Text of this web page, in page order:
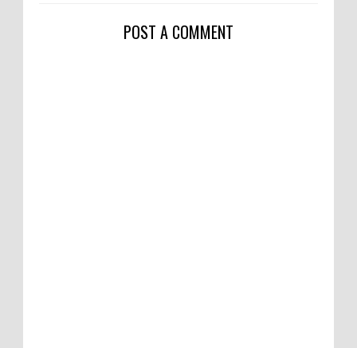
POST A COMMENT